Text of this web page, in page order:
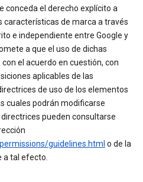
conceda el derecho explícito a
características de marca a través
e independiente entre Google y
a que el uso de dichas
el acuerdo en cuestión, con
aplicables de las
de uso de los elementos
cuales podrán modificarse
pueden consultarse
guidelines.html o de la
a tal efecto.